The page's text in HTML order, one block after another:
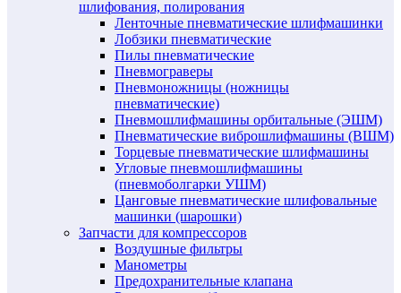
шлифования, полирования
Ленточные пневматические шлифмашинки
Лобзики пневматические
Пилы пневматические
Пневмограверы
Пневмоножницы (ножницы
пневматические)
Пневмошлифмашины орбитальные (ЭШМ)
Пневматические виброшлифмашины (ВШМ)
Торцевые пневматические шлифмашины
Угловые пневмошлифмашины
(пневмоболгарки УШМ)
Цанговые пневматические шлифовальные
машинки (шарошки)
Запчасти для компрессоров
Воздушные фильтры
Манометры
Предохранительные клапана